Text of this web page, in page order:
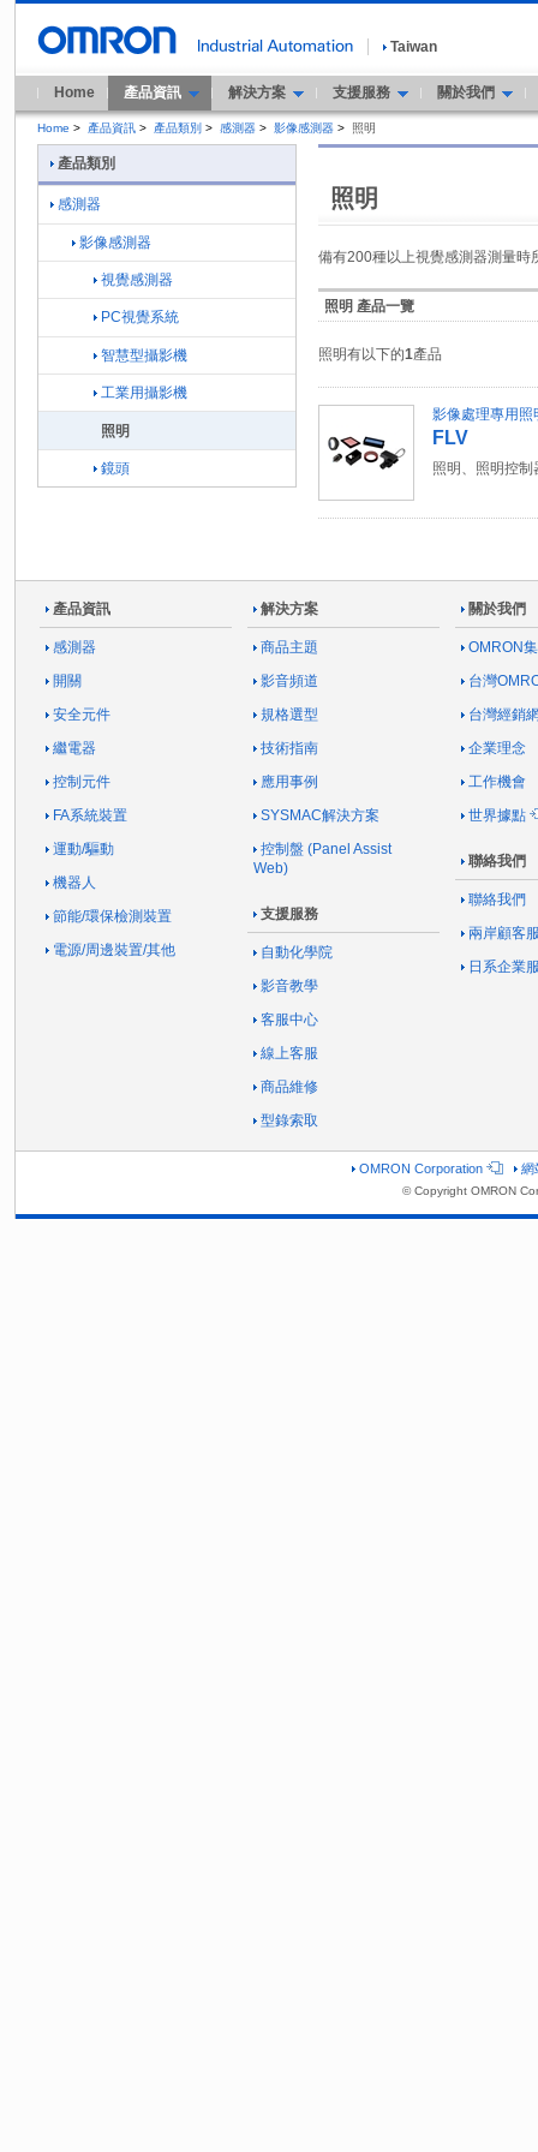
Taiwan
Home 產品資訊 解決方案 支援服務 關於我們
Home > 產品資訊 > 產品類別 > 感測器 > 影像感測器 > 照明
照明
備有200種以上視覺感測器測量時
照明 產品一覽
照明有以下的1產品
影像處理專用照
FLV
照明、照明控
產品類別
感測器
影像感測器
視覺感測器
PC視覺系統
智慧型攝影機
工業用攝影機
照明
鏡頭
產品資訊
感測器
開關
安全元件
繼電器
控制元件
FA系統裝置
運動/驅動
機器人
節能/環保檢測裝置
電源/周邊裝置/其他
解決方案
商品主題
影音頻道
規格選型
技術指南
應用事例
SYSMAC解決方案
控制盤 (Panel Assist
Web)
支援服務
自動化學院
影音教學
客服中心
線上客服
商品維修
型錄索取
關於我們
OMRON
台灣
台灣經銷
企業理念
工作機會
世界據點
聯絡我們
聯絡我們
兩岸顧客
日系企業
OMRON Corporation 網
© Copyright OMRON